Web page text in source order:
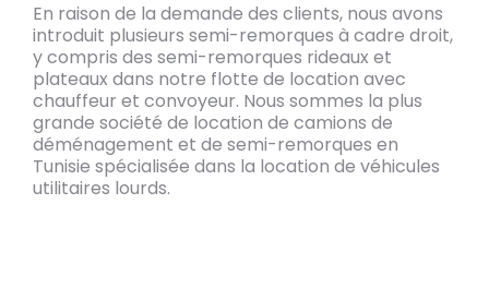
En raison de la demande des clients, nous avons
introduit plusieurs semi-remorques à cadre droit,
y compris des semi-remorques rideaux et
plateaux dans notre flotte de location avec
chauffeur et convoyeur. Nous sommes la plus
grande société de location de camions de
déménagement et de semi-remorques en
Tunisie spécialisée dans la location de véhicules
utilitaires lourds.